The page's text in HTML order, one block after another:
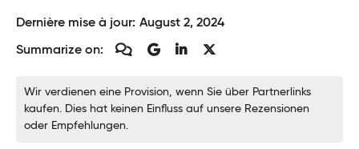
Dernière mise à jour: August 2, 2024
Summarize on:
Wir verdienen eine Provision, wenn Sie über Partnerlinks
kaufen. Dies hat keinen Einfluss auf unsere Rezensionen
oder Empfehlungen.